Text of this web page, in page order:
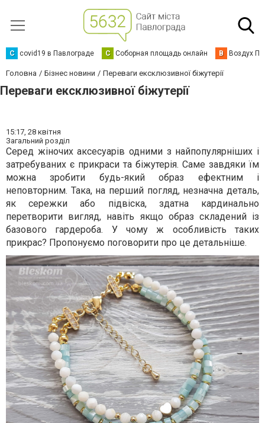
C covid19 в Павлограде С Соборная площадь онлайн В Воздух
Головна Бізнес новини Переваги ексклюзивної біжутерії
Переваги ексклюзивної біжутерії
15:17, 28 квітня
Загальний розділ
Серед жіночих аксесуарів одними з найпопулярніших і
затребуваних є прикраси та біжутерія. Саме завдяки їм
можна зробити будь-який образ ефектним і
неповторним. Така, на перший погляд, незначна деталь,
як сережки або підвіска, здатна кардинально
перетворити вигляд, навіть якщо образ складений із
базового гардероба. У чому ж особливість таких
прикрас? Пропонуємо поговорити про це детальніше.